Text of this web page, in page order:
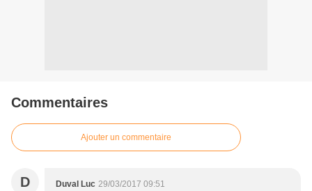
Commentaires
Ajouter un commentaire
D Duval Luc 29/03/2017 09:51